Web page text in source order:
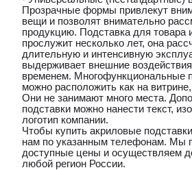
Прозрачные формы привлекут
вещи и позволят внимательно
продукцию. Подставка для товара
прослужит несколько лет, она
длительную и интенсивную
выдерживает внешние
временем. Многофункциональные
можно расположить как на
Они не занимают много места.
подставки можно нанести текст,
логотип компании.
Чтобы купить акриловые
нам по указанным телефонам. Мы
доступные цены и осуществляем
любой регион России.